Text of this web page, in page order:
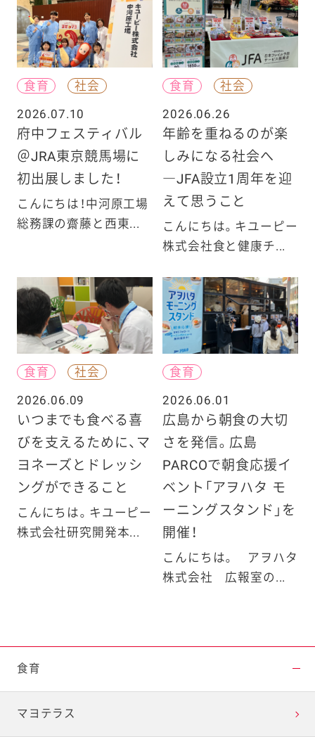
食育
社会
2026.07.10
府中フェスティバル
＠JRA東京競馬場に
初出展しました！
こんにちは！中河原工場
総務課の齋藤と西東...
食育
社会
2026.06.26
年齢を重ねるのが楽
しみになる社会へ
―JFA設立1周年を迎
えて思うこと
こんにちは。キユーピー
株式会社食と健康チ...
食育
社会
2026.06.09
いつまでも食べる喜
びを支えるために、マ
ヨネーズとドレッシ
ングができること
こんにちは。キユーピー
株式会社研究開発本...
食育
2026.06.01
広島から朝食の大切
さを発信。広島
PARCOで朝食応援イ
ベント「アヲハタ モ
ーニングスタンド」を
開催！
こんにちは。 アヲハタ
株式会社 広報室の...
食育
マヨテラス